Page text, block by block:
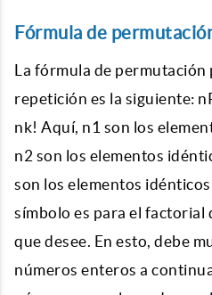
Fórmula de
La fórmula de permutación
repetición es la siguiente:
nk! Aquí, n1 son los
n2 son los elementos
son los elementos
símbolo es para el factorial
que desee. En esto, debe
números enteros a